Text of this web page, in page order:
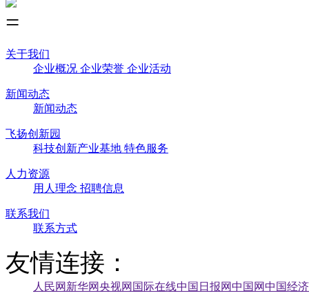
关于我们
企业概况 企业荣誉 企业活动
新闻动态
新闻动态
飞扬创新园
科技创新产业基地 特色服务
人力资源
用人理念 招聘信息
联系我们
联系方式
友情连接：
人民网 新华网央视网 国际在线中国日报网中国网中国经